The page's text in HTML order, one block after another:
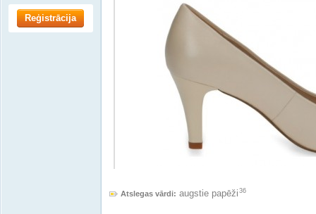
Atslegas vārdi: augstie papēži 36
Reģistrācija